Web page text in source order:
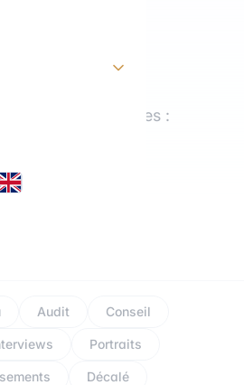
décryptages :
ton projet
Audit Conseil
Portraits
Décalé